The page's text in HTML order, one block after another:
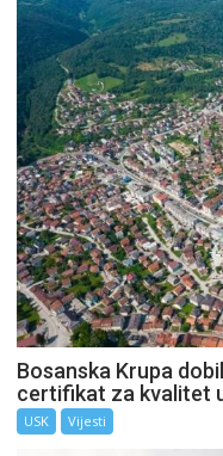
Bosanska Krupa
certifikat za kvalitet
USK Vijesti